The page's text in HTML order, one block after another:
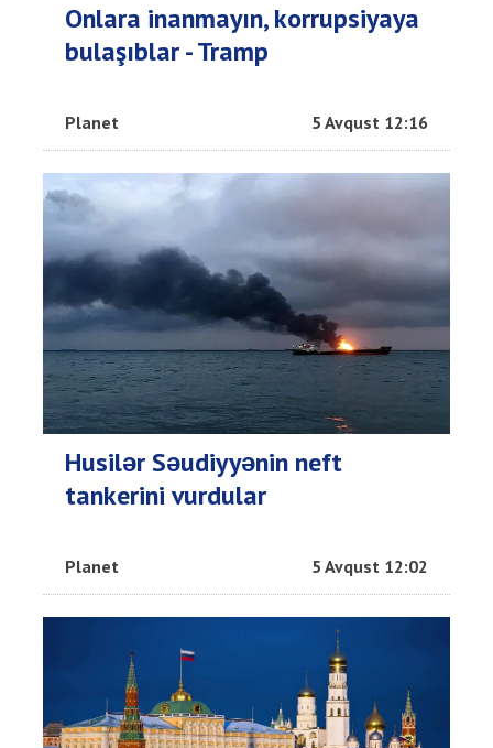
Onlara inanmayın, korrupsiyaya
bulaşıblar - Tramp
Planet 5 Avqust 12:16
Husilər Səudiyyənin neft
tankerini vurdular
Planet 5 Avqust 12:02